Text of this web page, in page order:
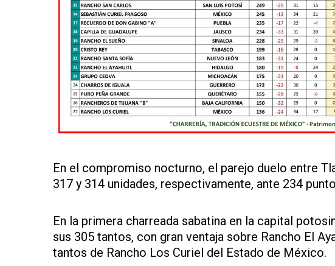
En el compromiso nocturno, el parejo duelo entre
317 y 314 unidades, respectivamente, ante 234
En la primera charreada sabatina en la capital
sus 305 tantos, con gran ventaja sobre Rancho El
tantos de Rancho Los Curiel del Estado de México.